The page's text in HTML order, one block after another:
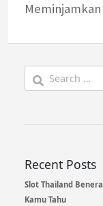
for:
Recent Posts
Slot Thailand
Kamu Tahu